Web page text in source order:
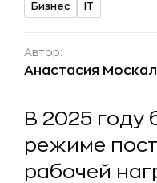
Бизнес IT
Автор:
Анастасия
В 2025 году
режиме
рабочей